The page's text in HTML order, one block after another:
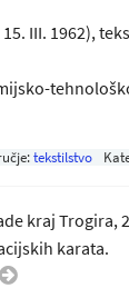
15. III. 1962),
tekstilstvo
kraj Trogira,
karata.